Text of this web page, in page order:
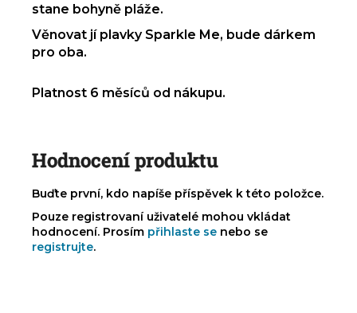
stane bohyně pláže.
Věnovat jí plavky Sparkle Me, bude dárkem
pro oba.
Platnost 6 měsíců od nákupu.
Hodnocení produktu
Buďte první, kdo napíše příspěvek k této položce.
Pouze registrovaní uživatelé mohou vkládat
hodnocení. Prosím přihlaste se nebo se
registrujte.